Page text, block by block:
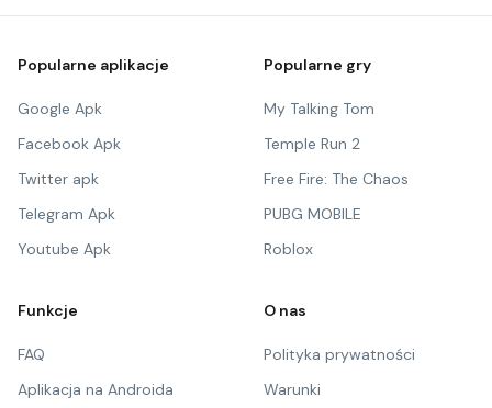
Popularne aplikacje
Google Apk
Facebook Apk
Twitter apk
Telegram Apk
Youtube Apk
Popularne gry
My Talking Tom
Temple Run 2
Free Fire: The Chaos
PUBG MOBILE
Roblox
Funkcje
FAQ
Aplikacja na Androida
O nas
Polityka prywatności
Warunki